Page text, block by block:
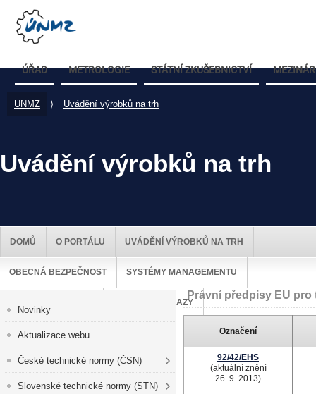
ÚŘAD METROLOGIE STÁTNÍ ZKUŠEBNICTVÍ
UNMZ ⟩ Uvádění výrobků na trh
Uvádění výrobků na trh
DOMŮ O PORTÁLU UVÁDĚNÍ VÝROBKŮ NA TRH
OBECNÁ BEZPEČNOST SYSTÉMY MANAGEMENTU
UŽITEČNÉ ODKAZY
Novinky
Aktualizace webu
České technické normy (ČSN)
Slovenské technické normy (STN)
Právní předpisy EU
Označení
92/42/EHS
(aktuální znění
26. 9. 2013)